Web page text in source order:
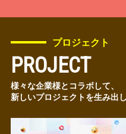
プロジェクト
PROJECT
様々な企業様とコラボして、
新しいプロジェクトを生み出